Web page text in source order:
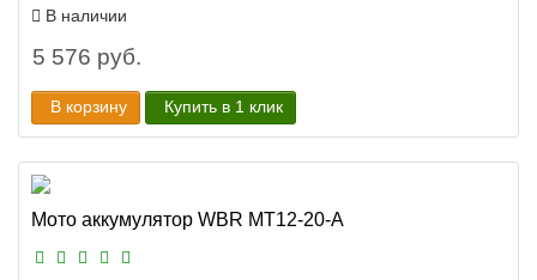
В наличии
5 576 руб.
В корзину Купить в 1 клик
Мото аккумулятор WBR MT12-20-A